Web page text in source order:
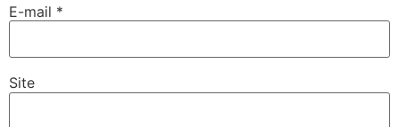
E-mail *
Site